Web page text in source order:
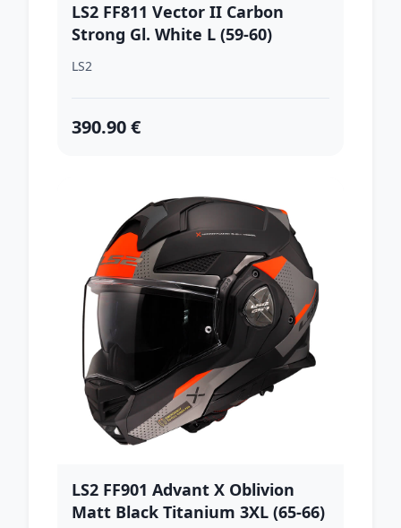
LS2 FF811 Vector II Carbon
Strong Gl. White L (59-60)
LS2
390.90 €
LS2 FF901 Advant X Oblivion
Matt Black Titanium 3XL (65-66)